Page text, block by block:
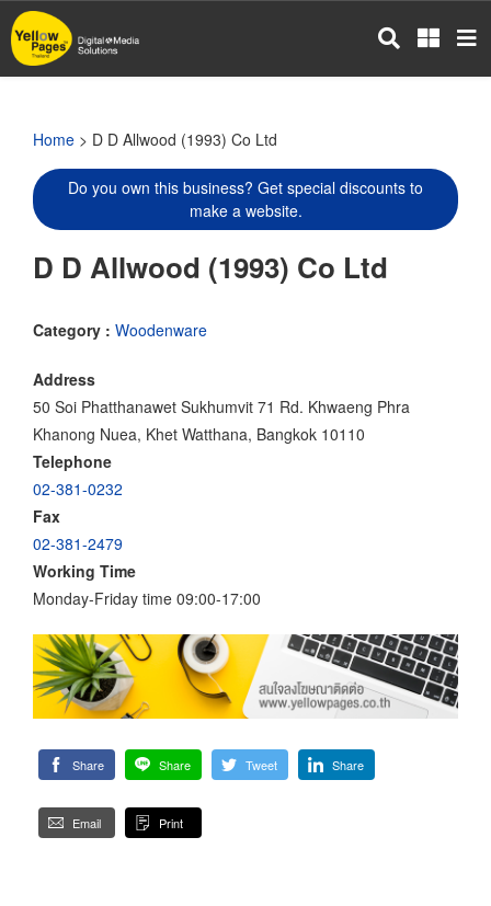
Skip
to
main
Home > D D Allwood (1993) Co Ltd
Do you own this business? Get special discounts to
make a website.
D D Allwood (1993) Co Ltd
Category : Woodenware
Address
50 Soi Phatthanawet Sukhumvit 71 Rd. Khwaeng Phra
Khanong Nuea, Khet Watthana, Bangkok 10110
Telephone
02-381-0232
Fax
02-381-2479
Working Time
Monday-Friday time 09:00-17:00
Share Share Tweet Share
Email Print